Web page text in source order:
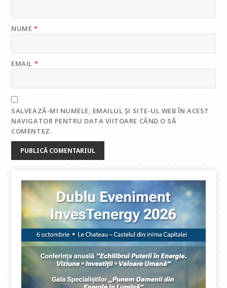
NUME*
EMAIL *
SALVEAZĂ-MI NUMELE, EMAILUL ȘI SITE-UL WEB ÎN ACEST
NAVIGATOR PENTRU DATA VIITOARE CÂND O SĂ
COMENTEZ.